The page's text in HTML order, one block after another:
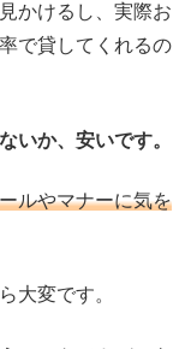
かけるし、実際お
で貸してくれるの
いか、安いです。
ルやマナーに気を
大変です。